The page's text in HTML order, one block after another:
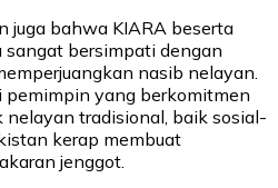
juga bahwa KIARA beserta
sangat bersimpati dengan
nasib nelayan.
pemimpin yang berkomitmen
tradisional, baik sosial-
kerap membuat
jenggot.